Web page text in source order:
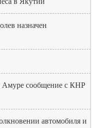
назначен
Амуре сообщение с КНР
автомобиля и